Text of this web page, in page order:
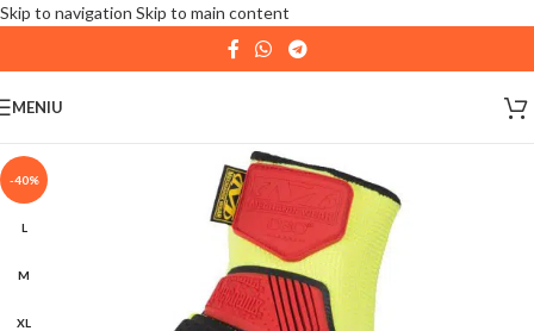
Skip to navigation Skip to main content
| 📦 Program livrari|In perioada11 August - 18
August,
expediate. Va multumim pentru intelegere!
MENIU
-40%
L
M
XL